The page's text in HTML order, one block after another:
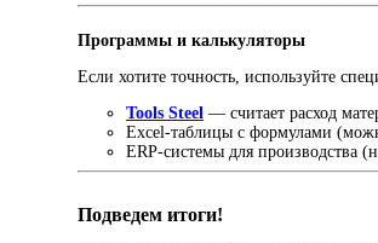
Программы и калькуляторы
Если хотите точность, используйте
Tools Steel — считает расход
Excel-таблицы с формулами
ERP-системы для производства
Подведем итоги!